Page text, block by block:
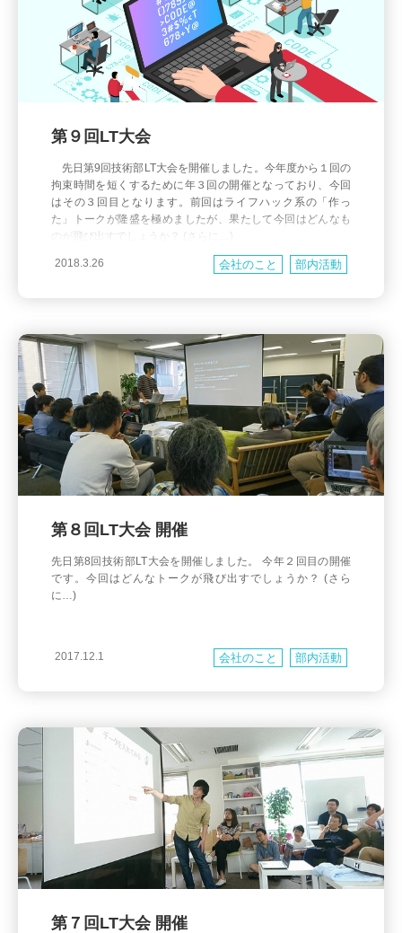
第９回LT大会
先日第9回技術部LT大会を開催しました。今年度から１回の
拘束時間を短くするために年３回の開催となっており、今回
はその３回目となります。前回はライフハック系の「作っ
た」トークが隆盛を極めましたが、果たして今回はどんなも
のが飛び出すでしょうか？ (さらに…)
2018.3.26 会社のこと 部内活動
第８回LT大会 開催
先日第8回技術部LT大会を開催しました。 今年２回目の開催
です。今回はどんなトークが飛び出すでしょうか？ (さら
に…)
2017.12.1 会社のこと 部内活動
第７回LT大会 開催